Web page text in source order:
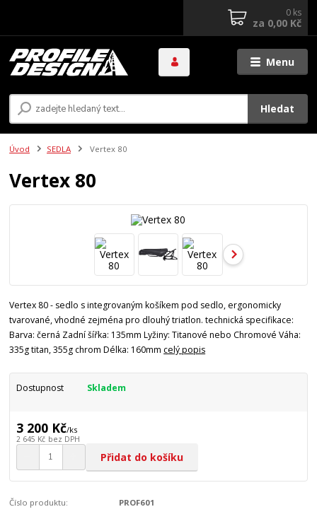
Menu
Hledat
0 ks
za 0,00 Kč
Úvod SEDLA Vertex 80
Vertex 80
Vertex 80 - sedlo s integrovaným košíkem pod sedlo, ergonomicky
tvarované, vhodné zejména pro dlouhý triatlon. technická specifikace:
Barva: černá Zadní šířka: 135mm Lyžiny: Titanové nebo Chromové Váha:
335g titan, 355g chrom Délka: 160mm celý popis
Dostupnost Skladem
3 200 Kč/ks
2 645 Kč bez DPH
Přidat do košíku
Číslo produktu: PROF601